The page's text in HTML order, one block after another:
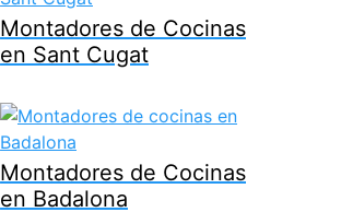
Montadores de Cocinas
en Sant Cugat
Montadores de Cocinas
en Badalona